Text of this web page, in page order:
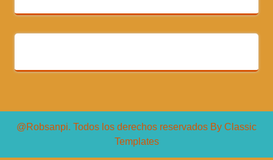
@Robsanpi. Todos los derechos reservados By Classic
Templates